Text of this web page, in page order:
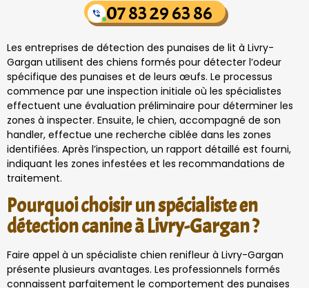
07 83 29 63 86
Les entreprises de détection des punaises de lit à Livry-
Gargan utilisent des chiens formés pour détecter l’odeur
spécifique des punaises et de leurs œufs. Le processus
commence par une inspection initiale où les spécialistes
effectuent une évaluation préliminaire pour déterminer les
zones à inspecter. Ensuite, le chien, accompagné de son
handler, effectue une recherche ciblée dans les zones
identifiées. Après l’inspection, un rapport détaillé est fourni,
indiquant les zones infestées et les recommandations de
traitement.
Pourquoi choisir un spécialiste en
détection canine à Livry-Gargan ?
Faire appel à un spécialiste chien renifleur à Livry-Gargan
présente plusieurs avantages. Les professionnels formés
connaissent parfaitement le comportement des punaises